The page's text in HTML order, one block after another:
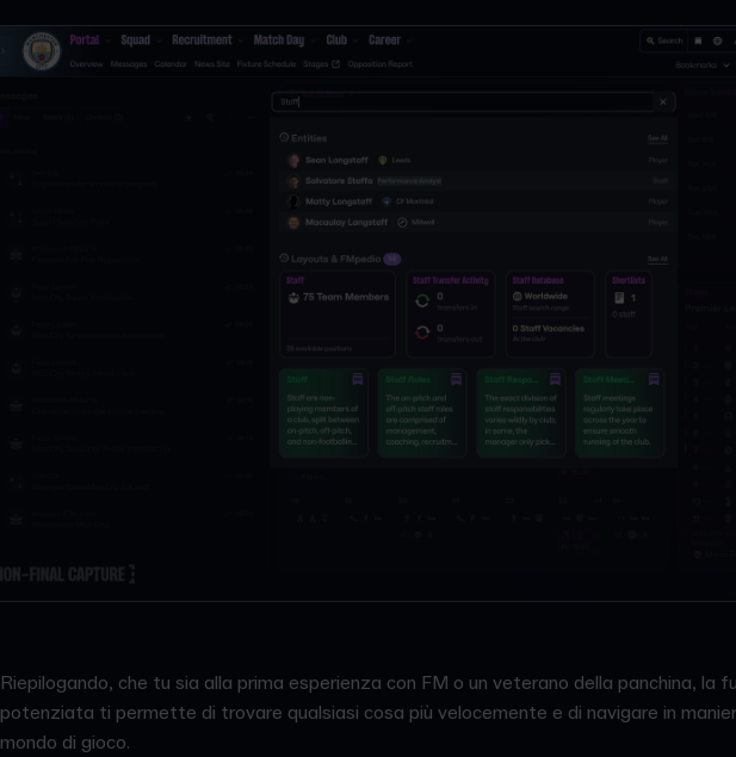
Riepilogando, che tu sia alla prima esperienza con FM o un veterano della panchina, la
potenziata ti permette di trovare qualsiasi cosa più velocemente e di navigare in
mondo di gioco.